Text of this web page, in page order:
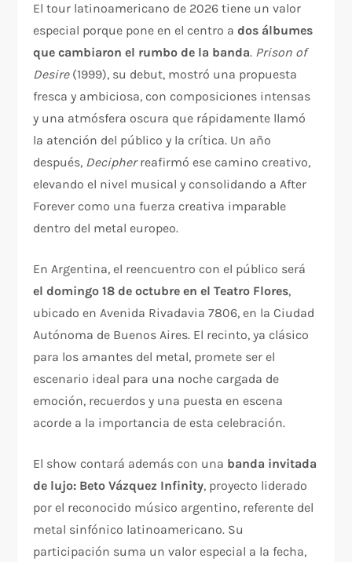
El tour latinoamericano de 2026 tiene un valor
especial porque pone en el centro ados álbumes
que cambiaron el rumbo de la banda. Prison of
Desire(1999), su debut, mostró una propuesta
fresca y ambiciosa, con composiciones intensas
y una atmósfera oscura que rápidamente llamó
la atención del público y la crítica. Un año
después, Decipherreafirmó ese camino creativo,
elevando el nivel musical y consolidando a After
Forever como una fuerza creativa imparable
dentro del metal europeo.
En Argentina, el reencuentro con el público será
el domingo 18 de octubre en el Teatro Flores,
ubicado en Avenida Rivadavia 7806, en la Ciudad
Autónoma de Buenos Aires. El recinto, ya clásico
para los amantes del metal, promete ser el
escenario ideal para una noche cargada de
emoción, recuerdos y una puesta en escena
acorde a la importancia de esta celebración.
El show contará además con una banda invitada
de lujo: Beto Vázquez Infinity, proyecto liderado
por el reconocido músico argentino, referente del
metal sinfónico latinoamericano. Su
participación suma un valor especial a la fecha,